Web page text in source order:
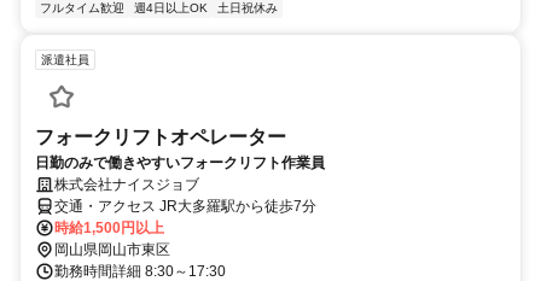
フルタイム歓迎
週4日以上OK 土日祝休み
派遣社員
フォークリフトオペレーター
日勤のみで働きやすいフォークリフト作業員
株式会社ナイスジョブ
交通・アクセス JR大多羅駅から徒歩7分
時給1,500円以上
岡山県岡山市東区
勤務時間詳細 8:30～17:30